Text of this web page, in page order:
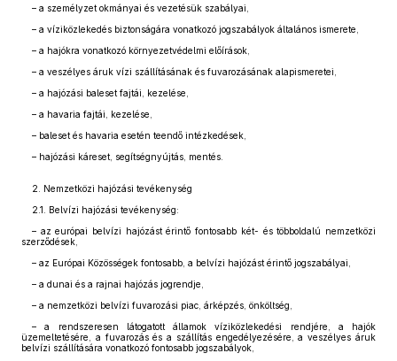
– a személyzet okmányai és vezetésük szabályai,
– a víziközlekedés biztonságára vonatkozó jogszabályok általános ismerete,
– a hajókra vonatkozó környezetvédelmi előírások,
– a veszélyes áruk vízi szállításának és fuvarozásának alapismeretei,
– a hajózási baleset fajtái, kezelése,
– a havaria fajtái, kezelése,
– baleset és havaria esetén teendő intézkedések,
– hajózási káreset, segítségnyújtás, mentés.
2. Nemzetközi hajózási tevékenység
2.1. Belvízi hajózási tevékenység:
– az európai belvízi hajózást érintő fontosabb két- és többoldalú nemzetközi
szerződések,
– az Európai Közösségek fontosabb, a belvízi hajózást érintő jogszabályai,
– a dunai és a rajnai hajózás jogrendje,
– a nemzetközi belvízi fuvarozási piac, árképzés, önköltség,
– a rendszeresen látogatott államok víziközlekedési rendjére, a hajók
üzemeltetésére, a fuvarozás és a szállítás engedélyezésére, a veszélyes áruk
belvízi szállítására vonatkozó fontosabb jogszabályok,